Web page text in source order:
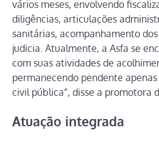
vários meses, envolvendo
diligências, articulações
sanitárias, acompanhamento
judicia. Atualmente, a Asfa se
com suas atividades de
permanecendo pendente
civil pública”, disse a promotora
Atuação integrada